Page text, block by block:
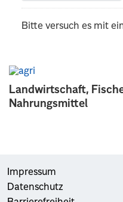
Landwirtschaft,
Nahrungsmittel
Bitte versuch es mit
Impressum
Datenschutz